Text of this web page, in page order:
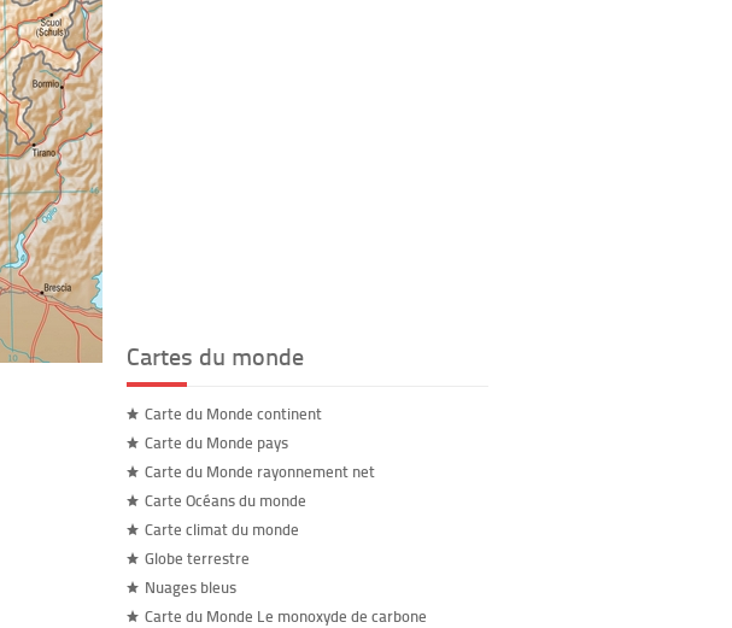
Cartes du monde
Carte du Monde continent
Carte du Monde pays
Carte du Monde rayonnement net
Carte Océans du monde
Carte climat du monde
Globe terrestre
Nuages bleus
Carte du Monde Le monoxyde de carbone